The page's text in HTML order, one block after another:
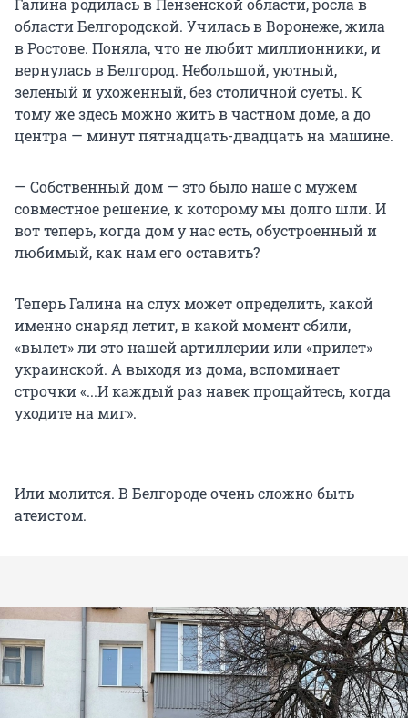
Галина родилась в Пензенской области, росла в
области Белгородской. Училась в Воронеже, жила
в Ростове. Поняла, что не любит миллионники, и
вернулась в Белгород. Небольшой, уютный,
зеленый и ухоженный, без столичной суеты. К
тому же здесь можно жить в частном доме, а до
центра — минут пятнадцать-двадцать на машине.
— Собственный дом — это было наше с мужем
совместное решение, к которому мы долго шли. И
вот теперь, когда дом у нас есть, обустроенный и
любимый, как нам его оставить?
Теперь Галина на слух может определить, какой
именно снаряд летит, в какой момент сбили,
«вылет» ли это нашей артиллерии или «прилет»
украинской. А выходя из дома, вспоминает
строчки «...И каждый раз навек прощайтесь, когда
уходите на миг».
Или молится. В Белгороде очень сложно быть
атеистом.